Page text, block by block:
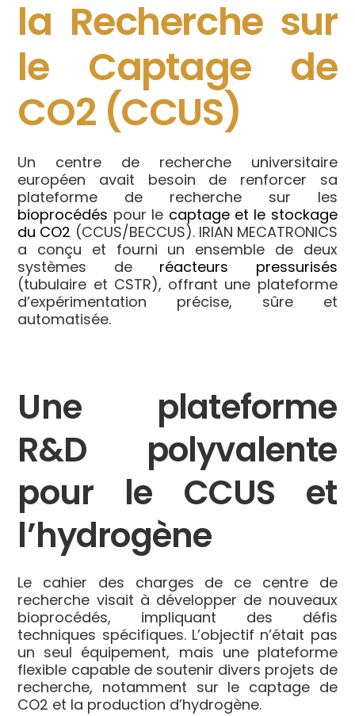
la Recherche sur
le Captage de
CO2 (CCUS)
Un centre de recherche universitaire
européen avait besoin de renforcer sa
plateforme de recherche sur les
bioprocédés pour le captage et le stockage
du CO2 (CCUS/BECCUS). IRIAN MECATRONICS
a conçu et fourni un ensemble de deux
systèmes de réacteurs pressurisés
(tubulaire et CSTR), offrant une plateforme
d’expérimentation précise, sûre et
automatisée.
Une plateforme
R&D polyvalente
pour le CCUS et
l’hydrogène
Le cahier des charges de ce centre de
recherche visait à développer de nouveaux
bioprocédés, impliquant des défis
techniques spécifiques. L’objectif n’était pas
un seul équipement, mais une plateforme
flexible capable de soutenir divers projets de
recherche, notamment sur le captage de
CO2 et la production d’hydrogène.